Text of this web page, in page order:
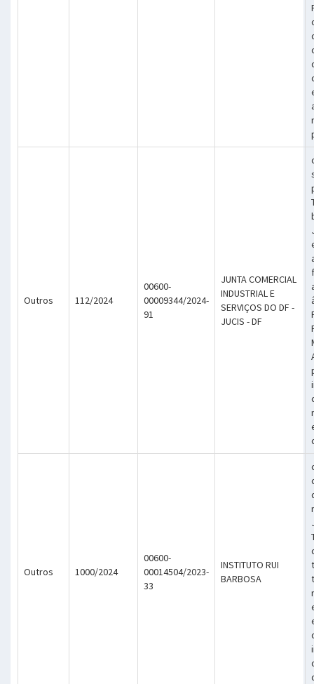
Outros 112/2024
00600-
00009344/2024-
91
JUNTA COMERCIAL
INDUSTRIAL E
SERVIÇOS DO DF -
JUCIS - DF
Outros 1000/2024
00600-
00014504/2023-
33
INSTITUTO RUI
BARBOSA